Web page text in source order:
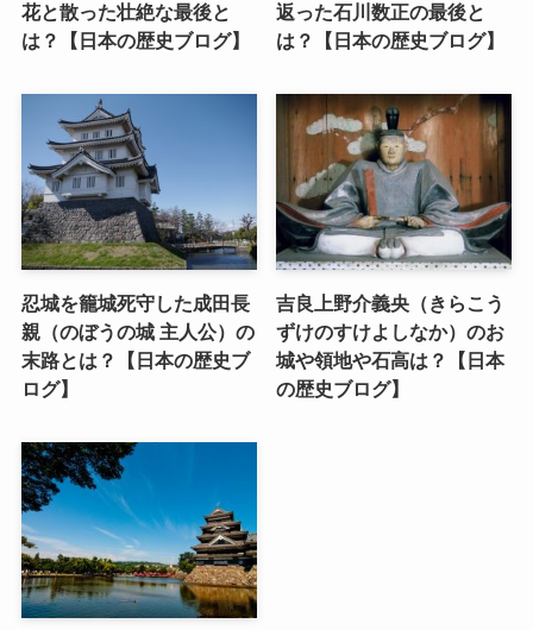
花と散った壮絶な最後と
は？【日本の歴史ブログ】
返った石川数正の最後と
は？【日本の歴史ブログ】
忍城を籠城死守した成田長
親（のぼうの城 主人公）の
末路とは？【日本の歴史ブ
ログ】
吉良上野介義央（きらこう
ずけのすけよしなか）のお
城や領地や石高は？【日本
の歴史ブログ】